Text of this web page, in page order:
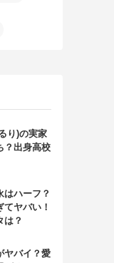
り)の実家
？出身高校
はハーフ？
ヤバい！
は？
ヤバイ？愛